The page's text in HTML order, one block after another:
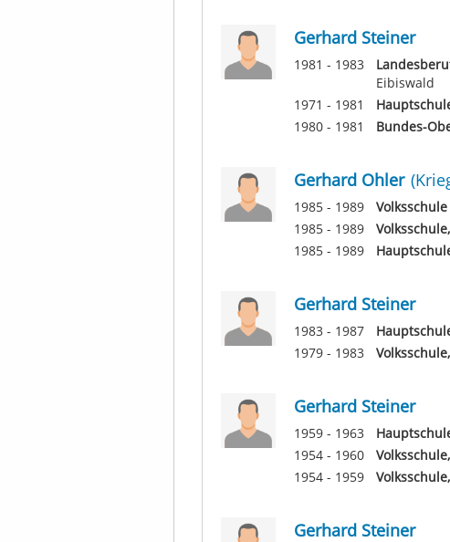
Gerhard Steiner
1981 - 1983
Eibiswald
1971 - 1981
1980 - 1981
Bundes-
Gerhard Ohler
1985 - 1989
1985 - 1989
1985 - 1989
Gerhard Steiner
1983 - 1987
1979 - 1983
Gerhard Steiner
1959 - 1963
1954 - 1960
1954 - 1959
Gerhard Steiner